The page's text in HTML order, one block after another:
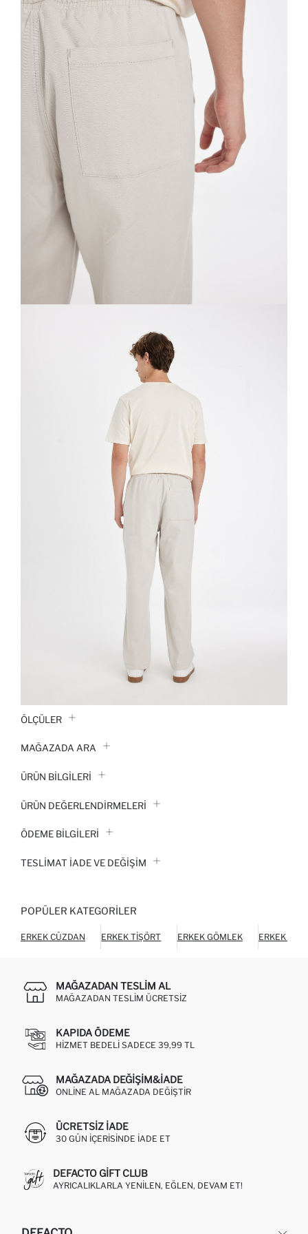
ÖLÇÜLER
MAĞAZADA ARA
ÜRÜN BILGILERI
ÜRÜN DEĞERLENDİRMELERİ
ÖDEME BİLGİLERİ
TESLIMAT İADE VE DEĞIŞIM
POPÜLER KATEGORILER
ERKEK CÜZDAN ERKEK TIŞÖRT ERKEK GÖMLEK ERKEK
MAĞAZADAN TESLIM AL
MAĞAZADAN TESLIM ÜCRETSIZ
KAPIDA ÖDEME
HIZMET BEDELI SADECE 39,99 TL
MAĞAZADA DEĞIŞIM&İADE
ONLINE AL MAĞAZADA DEĞIŞTIR
ÜCRETSIZ IADE
30 GÜN IÇERISINDE IADE ET
DEFACTO GIFT CLUB
AYRICALIKLARLA YENILEN, EĞLEN, DEVAM ET!